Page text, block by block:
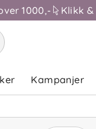
1000,- Klikk
Kampanjer